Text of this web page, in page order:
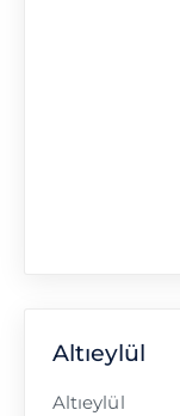
Altıeylül
Altıeylül